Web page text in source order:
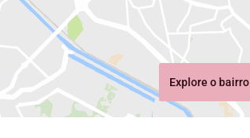
Explore o bairro